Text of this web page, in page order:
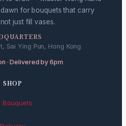
for bouquets that carry
just fill vases.
Sai Ying Pun, Hong Kong
· Delivered by 6pm
SHOP
Bouquets